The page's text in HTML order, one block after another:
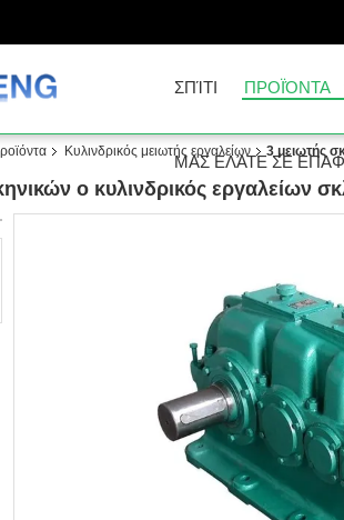
ΣΠΊΤΙ ΠΡΟΪΌΝΤΑ
ΜΑΣ ΕΛΆΤΕ ΣΕ
Κυλινδρικός μειωτής εργαλείων 3 μειωτής
ο κυλινδρικός εργαλείων